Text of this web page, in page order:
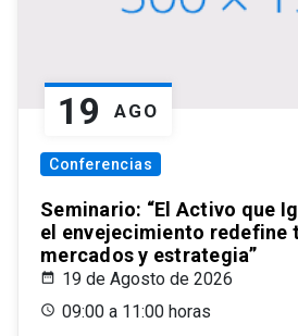
19 AGO
Conferencias
Seminario: “El Activo que
el envejecimiento redefine
mercados y estrategia”
19 de Agosto de 2026
09:00 a 11:00 horas